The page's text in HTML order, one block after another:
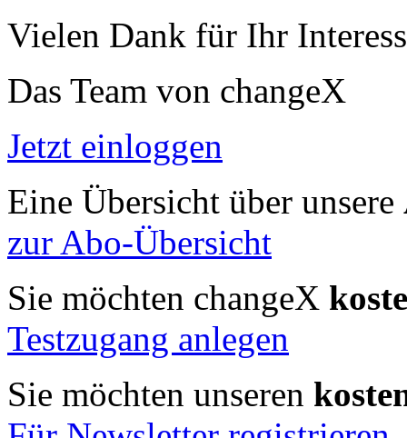
Vielen Dank für Ihr
Das Team von changeX
Jetzt einloggen
Eine Übersicht über unsere
zur Abo-Übersicht
Sie möchten changeX
Testzugang anlegen
Sie möchten unseren